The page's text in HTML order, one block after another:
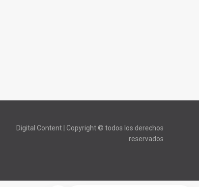
Digital Content | Copyright © todos los derechos
reservados